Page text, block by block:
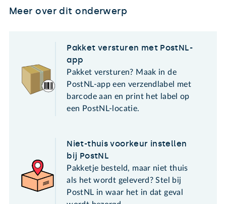
Meer over dit onderwerp
Pakket versturen met PostNL-
app
Pakket versturen? Maak in de
PostNL-app een verzendlabel met
barcode aan en print het label op
een PostNL-locatie.
Niet-thuis voorkeur instellen
bij PostNL
Pakketje besteld, maar niet thuis
als het wordt geleverd? Stel bij
PostNL in waar het in dat geval